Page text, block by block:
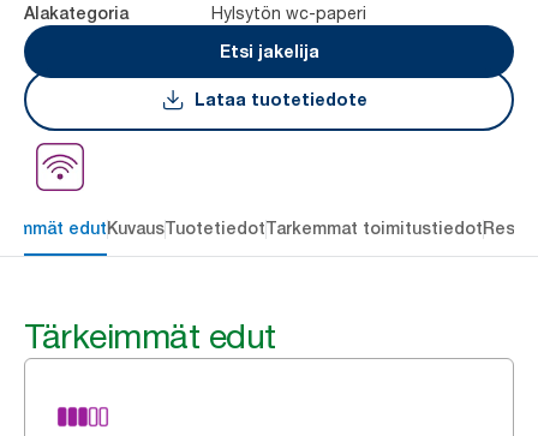
Alakategoria
Hylsytön wc-paperi
Etsi jakelija
Lataa tuotetiedote
edutKuvausTuotetiedotTarkemmat toimitustiedot
Tärkeimmät edut